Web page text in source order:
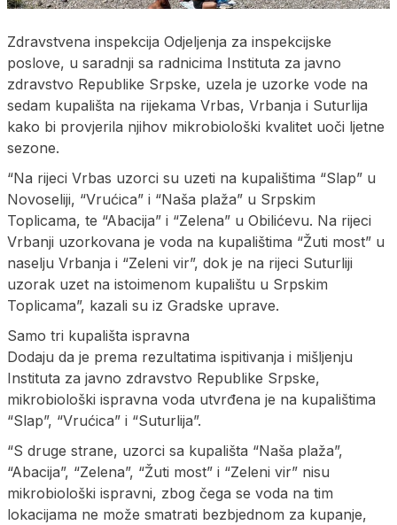
Zdravstvena inspekcija Odjeljenja za inspekcijske
poslove, u saradnji sa radnicima Instituta za javno
zdravstvo Republike Srpske, uzela je uzorke vode na
sedam kupališta na rijekama Vrbas, Vrbanja i Suturlija
kako bi provjerila njihov mikrobiološki kvalitet uoči ljetne
sezone.
“Na rijeci Vrbas uzorci su uzeti na kupalištima “Slap” u
Novoseliji, “Vrućica” i “Naša plaža” u Srpskim
Toplicama, te “Abacija” i “Zelena” u Obilićevu. Na rijeci
Vrbanji uzorkovana je voda na kupalištima “Žuti most” u
naselju Vrbanja i “Zeleni vir”, dok je na rijeci Suturliji
uzorak uzet na istoimenom kupalištu u Srpskim
Toplicama”, kazali su iz Gradske uprave.
Samo tri kupališta ispravna
Dodaju da je prema rezultatima ispitivanja i mišljenju
Instituta za javno zdravstvo Republike Srpske,
mikrobiološki ispravna voda utvrđena je na kupalištima
“Slap”, “Vrućica” i “Suturlija”.
“S druge strane, uzorci sa kupališta “Naša plaža”,
“Abacija”, “Zelena”, “Žuti most” i “Zeleni vir” nisu
mikrobiološki ispravni, zbog čega se voda na tim
lokacijama ne može smatrati bezbjednom za kupanje,